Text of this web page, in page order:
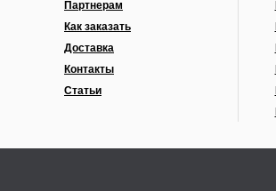
Партнерам
Как заказать
Доставка
Контакты
Статьи